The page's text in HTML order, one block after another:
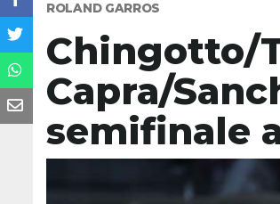
ROLAND GARROS
Chingotto/
Capra/
semifinale